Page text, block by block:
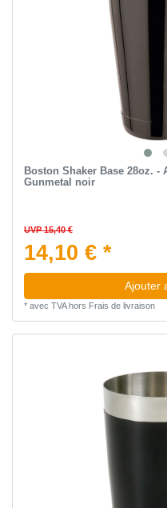
Boston Shaker Base 28oz. -
Gunmetal noir
UVP 15,40 €
14,10 € *
Ajouter
* avec TVAhors Frais de livraison